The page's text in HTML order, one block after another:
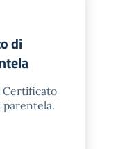
di
Certificato
parentela.